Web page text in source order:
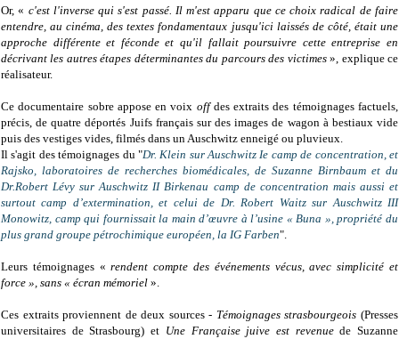
Or, « c'est l'inverse qui s'est passé. Il m'est apparu que ce choix radical de faire
entendre, au cinéma, des textes fondamentaux jusqu'ici laissés de côté, était une
approche différente et féconde et qu'il fallait poursuivre cette entreprise en
décrivant les autres étapes déterminantes du parcours des victimes», explique ce
réalisateur.
Ce documentaire sobre appose en voix offdes extraits des témoignages factuels,
précis, de quatre déportés Juifs français sur des images de wagon à bestiaux vide
puis des vestiges vides, filmés dans un Auschwitz enneigé ou pluvieux.
Il s'agit des témoignages du "Dr. Klein sur Auschwitz Ie camp de concentration, et
Rajsko, laboratoires de recherches biomédicales, de Suzanne Birnbaum et du
Dr.Robert Lévy sur Auschwitz II Birkenau camp de concentration mais aussi et
surtout camp d’extermination, et celui de Dr. Robert Waitz sur Auschwitz III
Monowitz, camp qui fournissait la main d’œuvre à l’usine « Buna », propriété du
plus grand groupe pétrochimique européen, la IG Farben".
Leurs témoignages «rendent compte des événements vécus, avec simplicité et
force », sans « écran mémoriel ».
Ces extraits proviennent de deux sources - Témoignages strasbourgeois (Presses
universitaires de Strasbourg) et Une Française juive est revenuede Suzanne